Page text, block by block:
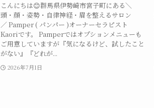
こんにちは😊群馬県伊勢崎市宮子町にある＼
頭・顔・姿勢・自律神経・眉を整えるサロン
／ Pamper ( パンパー )オーナーセラピスト
Kaoriです。 Pamperではオプションメニューも
ご用意していますが『気になるけど、試したこと
がない』『どれが...
2026年7月1日